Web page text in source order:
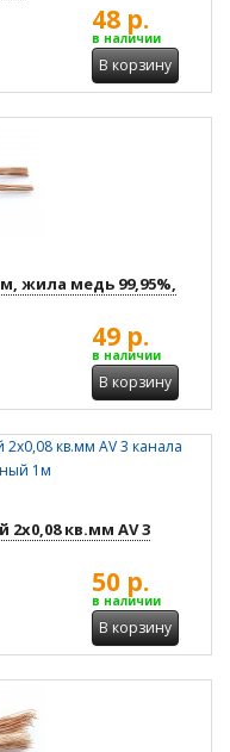
48 р.
в наличии
В корзину
жила медь 99,95%,
49 р.
в наличии
В корзину
кв.мм AV 3
50 р.
в наличии
В корзину